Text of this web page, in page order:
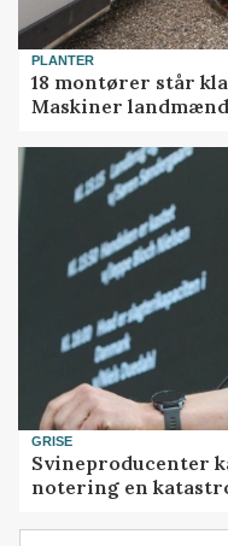
PLANTER
18 montører står
Maskiner
GRISE
Svineproducenter
notering en